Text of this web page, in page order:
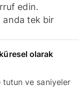
edin.
anda tek bir
olarak
ve saniyeler